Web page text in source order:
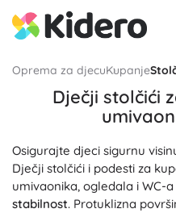
Oprema za djecuKupanje
Dječji stolčići
Osigurajte djeci sigurnu
Dječji stolčići i podesti za
umivaonika, ogledala i WC-a
stabilnost. Protuklizna